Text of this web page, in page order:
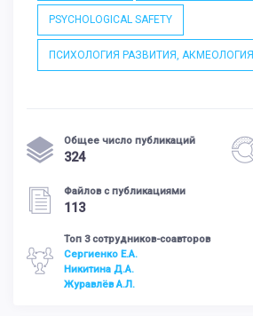
PSYCHOLOGICAL SAFETY
ПСИХОЛОГИЯ РАЗВИТИЯ, АКМЕОЛОГИЯ
Общее число публикаций
324
Файлов с публикациями
113
Топ 3 сотрудников-соавторов
Сергиенко Е.А.
Никитина Д.А.
Журавлёв А.Л.